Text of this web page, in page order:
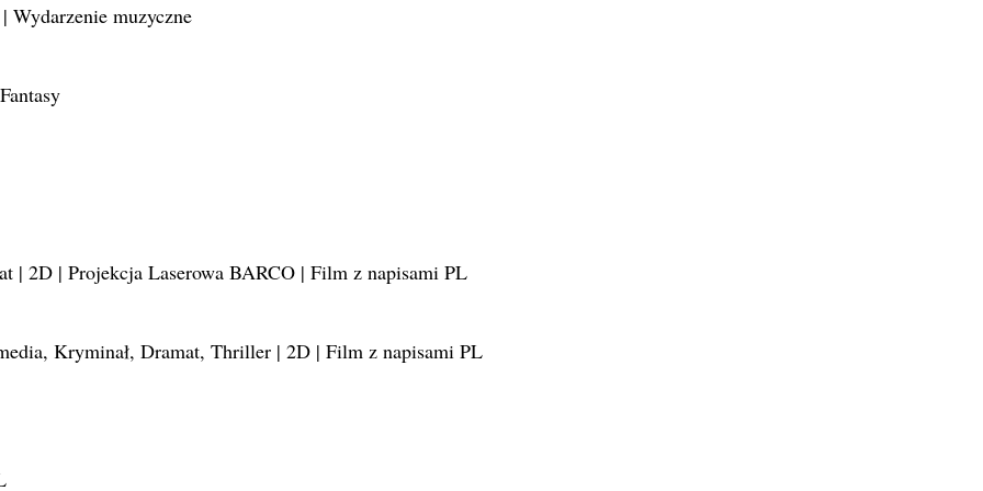
Wydarzenie muzyczne
| 2D | Projekcja Laserowa BARCO | Film z napisami PL
Kryminał, Dramat, Thriller | 2D | Film z napisami PL